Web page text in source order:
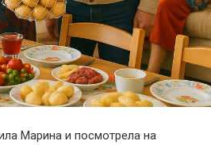
Марина и посмотрела на